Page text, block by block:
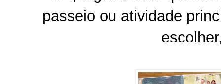
passeio ou atividade